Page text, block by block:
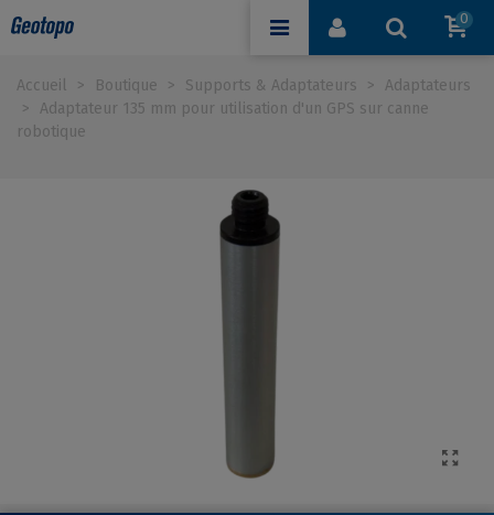
0
Accueil > Boutique > Supports & Adaptateurs >
Adaptateurs
>
Adaptateur 135 mm pour utilisation d'un GPS sur canne
robotique